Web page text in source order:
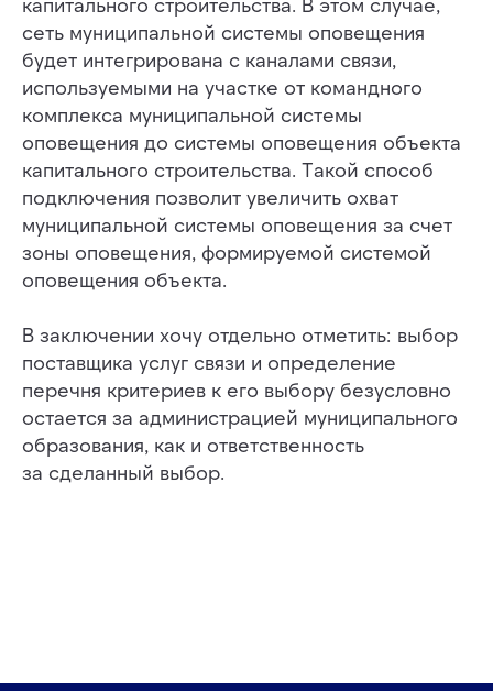
сеть муниципальной системы оповещения
будет интегрирована с каналами связи,
используемыми на участке от командного
комплекса муниципальной системы
оповещения до системы оповещения объекта
капитального строительства. Такой способ
подключения позволит увеличить охват
муниципальной системы оповещения за счет
зоны оповещения, формируемой системой
оповещения объекта.
В заключении хочу отдельно отметить: выбор
поставщика услуг связи и определение
перечня критериев к его выбору безусловно
остается за администрацией муниципального
образования, как и ответственность
за сделанный выбор.